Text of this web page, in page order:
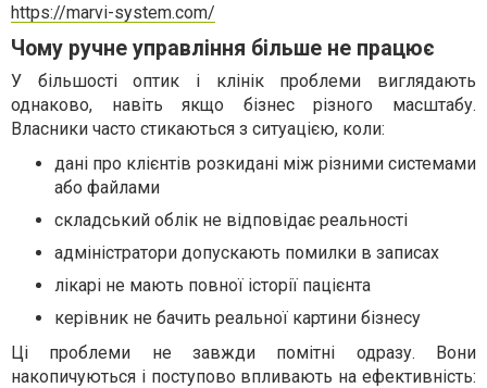
https://marvi-system.com/
Чому ручне управління більше не працює
У більшості оптик і клінік проблеми виглядають
однаково, навіть якщо бізнес різного масштабу.
Власники часто стикаються з ситуацією, коли:
дані про клієнтів розкидані між різними системами
або файлами
складський облік не відповідає реальності
адміністратори допускають помилки в записах
лікарі не мають повної історії пацієнта
керівник не бачить реальної картини бізнесу
Ці проблеми не завжди помітні одразу. Вони
накопичуються і поступово впливають на ефективність: